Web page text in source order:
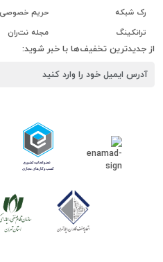
رک شبکه
ترانکینگ
حریم خصوصی
مجله نت‌ران
از جدیدترین تخفیف‌ها با خبر شوید: